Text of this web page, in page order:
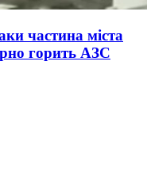
частина міста
горить АЗС